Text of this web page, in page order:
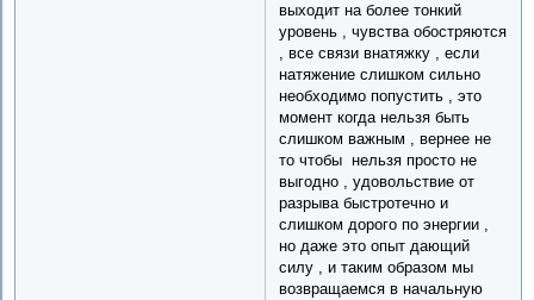
выходит на более тонкий
уровень , чувства обостряются
, все связи внатяжку , если
натяжение слишком сильно
необходимо попустить , это
момент когда нельзя быть
слишком важным , вернее не
то чтобы нельзя просто не
выгодно , удовольствие от
разрыва быстротечно и
слишком дорого по энергии ,
но даже это опыт дающий
силу , и таким образом мы
возвращаемся в начальную